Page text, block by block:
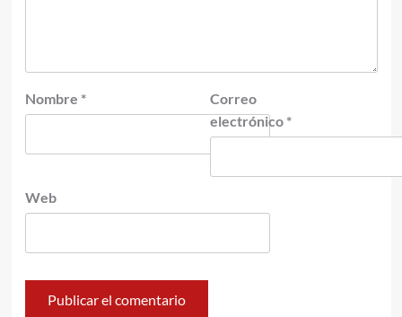
Nombre *
Correo
electrónico *
Web